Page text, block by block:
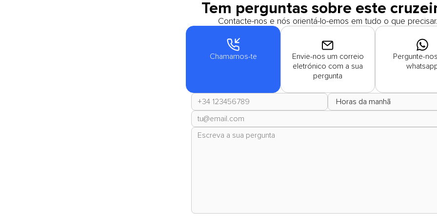
Tem perguntas sobre este
Contacte-nos e nós orientá-lo-emos em tudo o que precisar.
Chamamos-te
Envie-nos um correio
eletrónico com a sua
pergunta
Pergunte-